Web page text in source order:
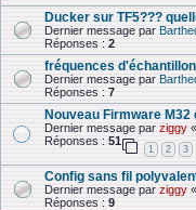
Ducker sur TF5???
Dernier message par
Réponses : 2
fréquences
Dernier message par
Réponses : 7
Nouveau Firmware M32
Dernier message par ziggy «
Réponses : 51
1 2 3
Config sans fil
Dernier message par ziggy «
Réponses : 9